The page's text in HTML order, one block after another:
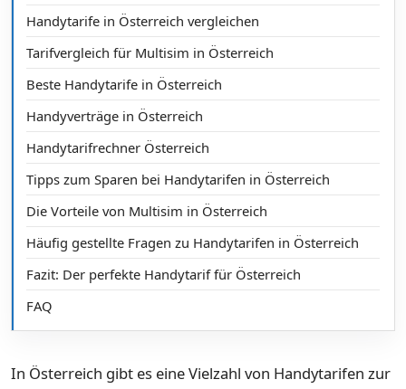
Handytarife in Österreich vergleichen
Tarifvergleich für Multisim in Österreich
Beste Handytarife in Österreich
Handyverträge in Österreich
Handytarifrechner Österreich
Tipps zum Sparen bei Handytarifen in Österreich
Die Vorteile von Multisim in Österreich
Häufig gestellte Fragen zu Handytarifen in Österreich
Fazit: Der perfekte Handytarif für Österreich
FAQ
In Österreich gibt es eine Vielzahl von Handytarifen zur